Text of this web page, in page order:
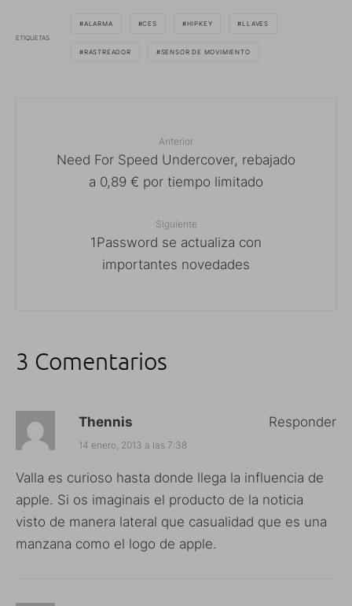
ETIQUETAS
ALARMA CES HIPKEY LLAVES
RASTREADOR SENSOR DE MOVIMIENTO
Anterior
Need For Speed Undercover, rebajado
a 0,89 € por tiempo limitado
Siguiente
1Password se actualiza con
importantes novedades
3 Comentarios
Thennis
14 enero, 2013 a las 7:38
Valla es curioso hasta donde llega la influencia de
apple. Si os imaginais el producto de la noticia
visto de manera lateral que casualidad que es una
manzana como el logo de apple.
Responder